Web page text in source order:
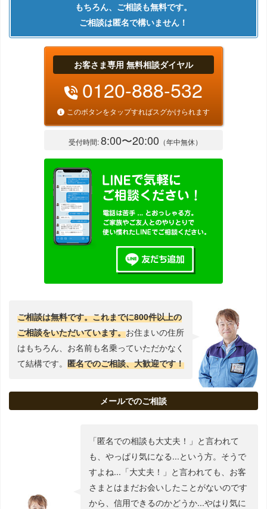
もちろん、ご相談も無料です。
ご相談は匿名で構いません！
お客さま専用 無料相談ダイヤル
0120-888-532
このボタンをタップすればスグかけられます
受付時間:8:00〜20:00 （年中無休）
ご相談は無料です。これまでに800件以上の
ご相談をいただいています。お住まいの住所
はもちろん、お名前も名乗っていただかなく
て結構です。 匿名でのご相談、大歓迎です！
メールでのご相談
「匿名での相談も大丈夫！」と言われて
も、やっぱり気になる...という方。そうで
すよね...「大丈夫！」と言われても、お客
さまとはまだお会いしたことがないのです
から、信用できるのかどうか...やはり気に